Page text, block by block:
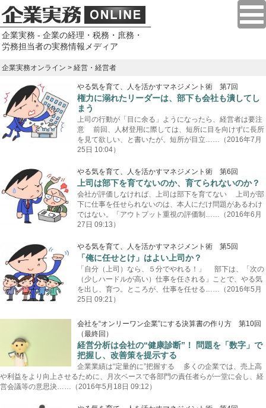
企業実務 - 企業の経理・税務・庶務・
労務担当者の実務情報メディア
企業実務オンライン > 経営・経営者
やる気を育て、人を活かすマネジメント術 第7回
権力に溺れたリーダーは、部下も会社も潰してし
まう
上司の行動が「目に余る」ようになったら、経営者は要注
意 前回、人材登用に際しては、短所に目を向けずに長所
を見て欲しい、と書いたが、短所が目立……（2016年7月
25日 10:04）
やる気を育て、人を活かすマネジメント術 第6回
上司は部下を育てないのか、育てられないのか？
会社が評価しなければ、上司は部下を育てない 上司が部
下に仕事を任せられないのは、本人にだけ問題があるわけ
ではない。「アウトプット重視の評価制……（2016年6月
27日 09:13）
やる気を育て、人を活かすマネジメント術 第5回
「俺に任せとけ」はよい上司か？
「自分（上司）なら、５分でやれる！」 部下は、「次の
（少しハードルが高い）仕事を任される」ことで、やる気
を出し、育つ。ところが、仕事を任せる……（2016年5月
25日 09:21）
会社を“オンリーワン企業”にする決算書の作り方 第10回
（最終回）
経営分析は会社の“健康診断”！ 問題を「数字」で
把握し、改善策を提示する
企業業績は“定量的に”把握する 多くの企業では、売上高
や利益をより向上させるために、月次ベースで各部門の責任者らが一堂に会し、経
営会議等の意思決……（2016年5月18日 09:12）